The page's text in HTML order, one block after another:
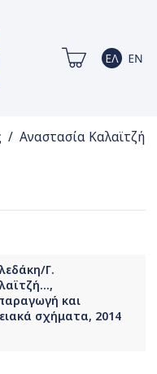
/ Αναστασία Καλαϊτζή
Γ.
και
σχήματα, 2014